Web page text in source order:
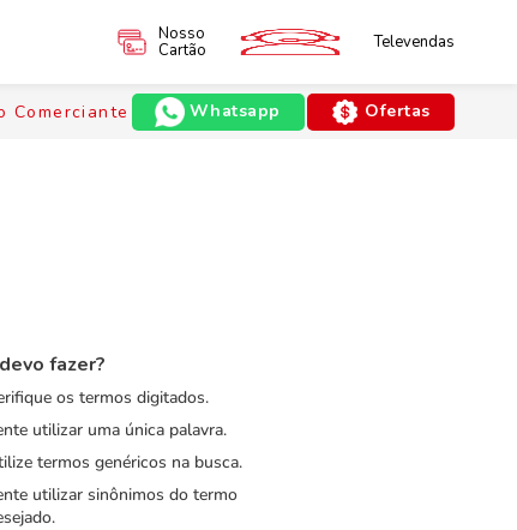
Nosso
Cartão Televendas
Comerciante Whatsapp Ofertas
fazer?
os termos digitados.
utilizar uma única palavra.
termos genéricos na busca.
utilizar sinônimos do termo